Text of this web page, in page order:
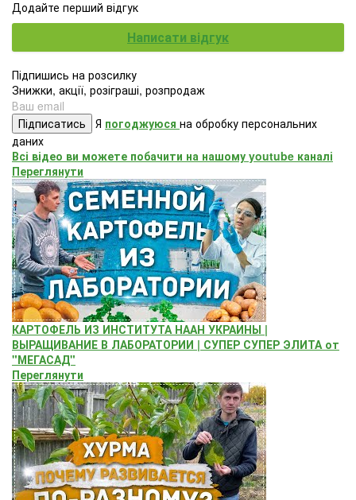
Додайте перший відгук
Написати відгук
Підпишись на розсилку
Знижки, акції, розіграші, розпродаж
Підписатись Я погоджуюся на обробку персональних
даних
Всі відео ви можете побачити на нашому youtube каналі
Переглянути
КАРТОФЕЛЬ ИЗ ИНСТИТУТА НААН УКРАИНЫ |
ВЫРАЩИВАНИЕ В ЛАБОРАТОРИИ | СУПЕР СУПЕР ЭЛИТА от
"МЕГАСАД"
Переглянути